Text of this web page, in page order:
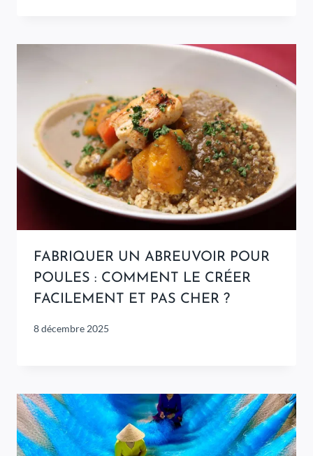
FABRIQUER UN ABREUVOIR POUR
POULES : COMMENT LE CRÉER
FACILEMENT ET PAS CHER ?
8 décembre 2025